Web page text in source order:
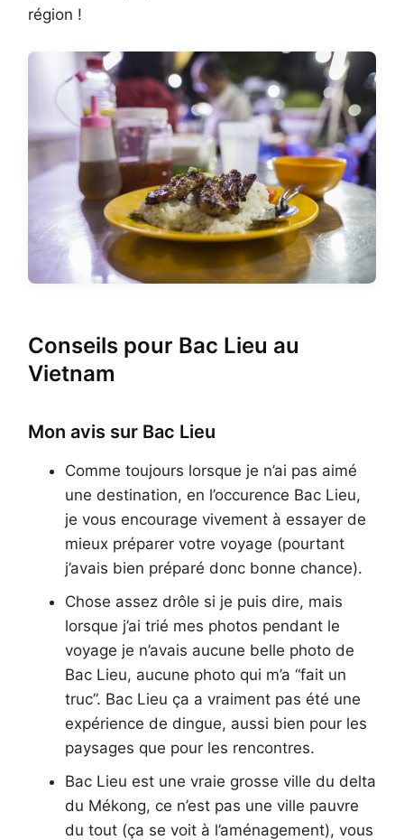
région !
Conseils pour Bac Lieu au
Vietnam
Mon avis sur Bac Lieu
Comme toujours lorsque je n’ai pas aimé
une destination, en l’occurence Bac Lieu,
je vous encourage vivement à essayer de
mieux préparer votre voyage (pourtant
j’avais bien préparé donc bonne chance).
Chose assez drôle si je puis dire, mais
lorsque j’ai trié mes photos pendant le
voyage je n’avais aucune belle photo de
Bac Lieu, aucune photo qui m’a “fait un
truc”. Bac Lieu ça a vraiment pas été une
expérience de dingue, aussi bien pour les
paysages que pour les rencontres.
Bac Lieu est une vraie grosse ville du delta
du Mékong, ce n’est pas une ville pauvre
du tout (ça se voit à l’aménagement), vous